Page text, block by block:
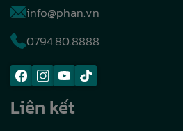
info@phan.vn
0794.80.8888
Liên kết